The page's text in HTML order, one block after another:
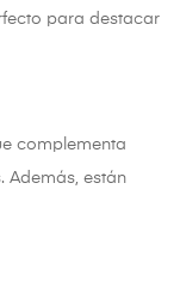
para destacar
complementa
Además, están